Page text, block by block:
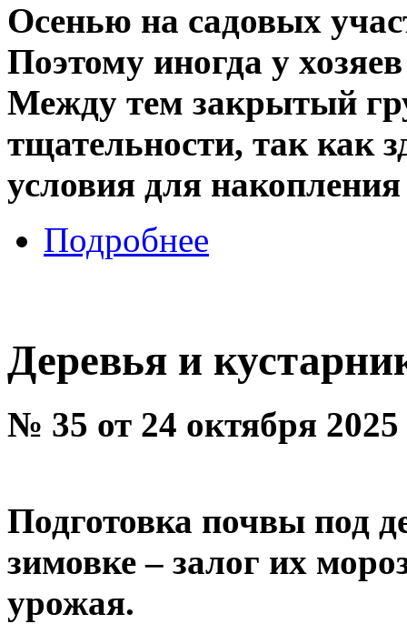
Осенью на садовых
Поэтому иногда у
Между тем закрытый
тщательности, так как
условия для
Подробнее
Деревья и
№ 35 от 24 октября
Подготовка почвы под
зимовке – залог их
урожая.